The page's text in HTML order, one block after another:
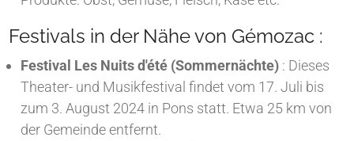
Festivals in der Nähe von Gémozac :
Festival Les Nuits d'été (Sommernächte) : Dieses
Theater- und Musikfestival findet vom 17. Juli bis
zum 3. August 2024 in Pons statt. Etwa 25 km von
der Gemeinde entfernt.